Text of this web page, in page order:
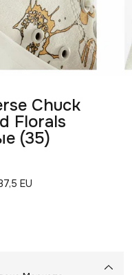
Chuck
Florals
(35)
EU